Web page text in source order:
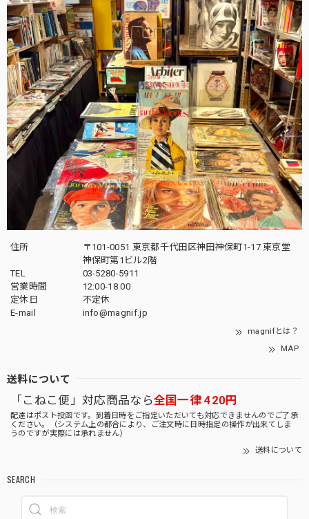
住所
〒101-0051 東京都千代田区神田神保町1-17 東京堂
神保町第1ビル2階
TEL
03-5280-5911
営業時間
12:00-18:00
定休日
不定休
E-mail
info@magnif.jp
magnifとは？
MAP
送料について
「こねこ便」対応商品なら全国一律 420円
配達はポスト投函です。到着日時をご指定いただいても対応できませんのでご了承
ください。（システム上の都合により、ご注文時に日時指定の操作が出来てしま
うのですが実際には承れません）
送料について
SEARCH